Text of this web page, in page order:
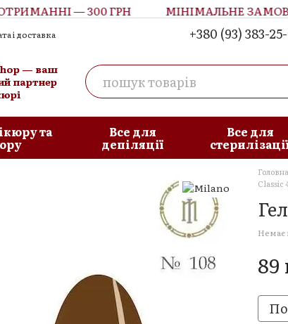
— 300 ГРН МІНІМАЛЬНЕ
і доставка
+380 (93) 383-
— ваш
партнер
та Все для
депіляції
Все для
Головна
Classic
Немає
89